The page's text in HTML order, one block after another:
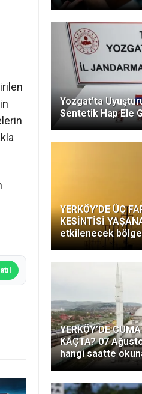
Yozgat’ta
Sentetik Hap Ele
YERKÖY’DE ÜÇ
KESİNTİSİ
etkilenecek
YERKÖY’DE
KAÇTA? 07
hangi saatte